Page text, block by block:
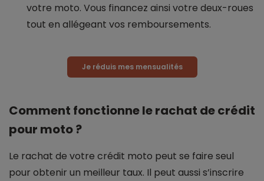
votre moto. Vous financez ainsi votre deux-roues
tout en allégeant vos remboursements.
Je réduis mes mensualités
Comment fonctionne le rachat de crédit
pour moto ?
Le rachat de votre crédit moto peut se faire seul
pour obtenir un meilleur taux. Il peut aussi s’inscrire